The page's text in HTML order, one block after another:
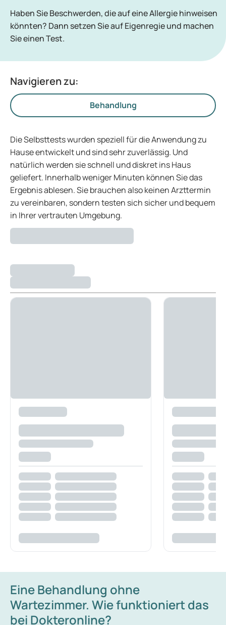
Haben Sie Beschwerden, die auf eine Allergie hinweisen
könnten? Dann setzen Sie auf Eigenregie und machen
Sie einen Test.
Navigieren zu:
Behandlung
Die Selbsttests wurden speziell für die Anwendung zu
Hause entwickelt und sind sehr zuverlässig. Und
natürlich werden sie schnell und diskret ins Haus
geliefert. Innerhalb weniger Minuten können Sie das
Ergebnis ablesen. Sie brauchen also keinen Arzttermin
zu vereinbaren, sondern testen sich sicher und bequem
in Ihrer vertrauten Umgebung.
Eine Behandlung ohne
Wartezimmer. Wie funktioniert das
bei Dokteronline?